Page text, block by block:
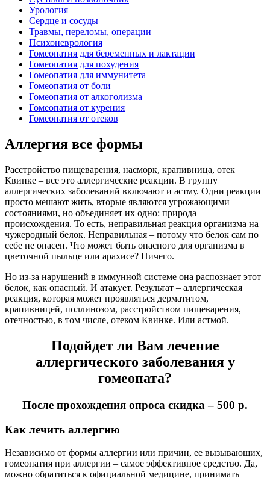
Урология
Сердце и сосуды
Травмы, переломы, операции
Психоневрология
Гомеопатия для беременных и лактации
Гомеопатия для похудения
Гомеопатия для иммунитета
Гомеопатия от боли
Гомеопатия от алкоголизма
Гомеопатия от курения
Гомеопатия от отеков
Аллергия все формы
Расстройство пищеварения, насморк, крапивница, отек
Квинке – все это аллергические реакции. В группу
аллергических заболеваний включают и астму. Одни реакции
просто мешают жить, вторые являются угрожающими
состояниями, но объединяет их одно: природа
происхождения. То есть, неправильная реакция организма на
чужеродный белок. Неправильная – потому что белок сам по
себе не опасен. Что может быть опасного для организма в
цветочной пыльце или арахисе? Ничего.
Но из-за нарушений в иммунной системе она распознает этот
белок, как опасный. И атакует. Результат – аллергическая
реакция, которая может проявляться дерматитом,
крапивницей, поллинозом, расстройством пищеварения,
отечностью, в том числе, отеком Квинке. Или астмой.
Подойдет ли Вам лечение
аллергического заболевания у
гомеопата?
После прохождения опроса скидка – 500 р.
Как лечить аллергию
Независимо от формы аллергии или причин, ее вызывающих,
гомеопатия при аллергии – самое эффективное средство. Да,
можно обратиться к официальной медицине, принимать